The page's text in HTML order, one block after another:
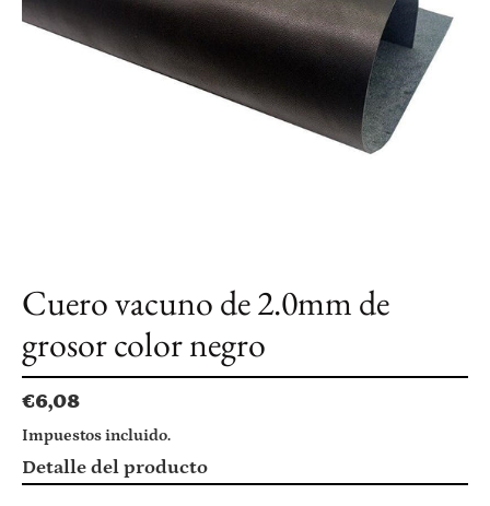
Cuero vacuno de 2.0mm de
grosor color negro
Precio
habitual
€6,08
Impuestos incluido.
Agregando
el
Detalle del producto